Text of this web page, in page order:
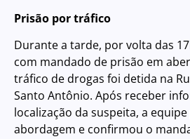
Prisão por tráfico
Durante a tarde, por volta das
com mandado de prisão em
tráfico de drogas foi detida na
Santo Antônio. Após receber
localização da suspeita, a
abordagem e confirmou o